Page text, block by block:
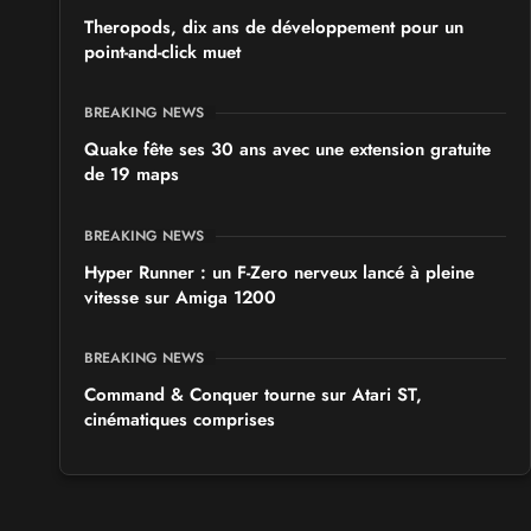
Theropods, dix ans de développement pour un
point-and-click muet
BREAKING NEWS
Quake fête ses 30 ans avec une extension gratuite
de 19 maps
BREAKING NEWS
Hyper Runner : un F-Zero nerveux lancé à pleine
vitesse sur Amiga 1200
BREAKING NEWS
Command & Conquer tourne sur Atari ST,
cinématiques comprises